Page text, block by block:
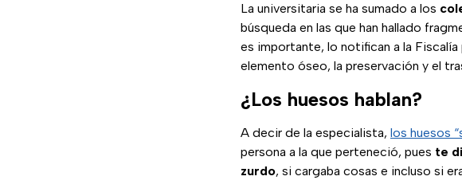
La universitaria se ha sumado a los
búsqueda en las que han hallado
es importante, lo notifican a la
elemento óseo, la preservación y el
¿Los huesos hablan?
A decir de la especialista, los huesos
persona a la que perteneció, pues te
zurdo, si cargaba cosas e incluso si